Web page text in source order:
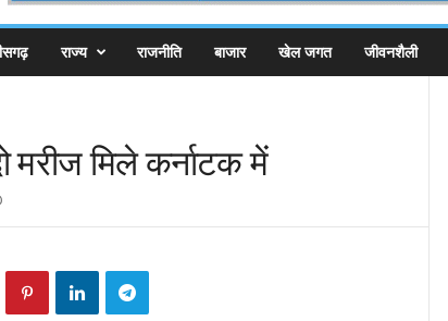
राज्य राजनीति बाजार खेल जगत जीवनशैली
मिले कर्नाटक में